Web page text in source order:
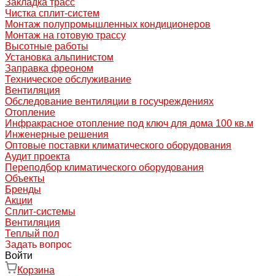
Закладка трасс
Чистка сплит-систем
Монтаж полупромышленных кондиционеров
Монтаж на готовую трассу
Высотные работы
Установка альпинистом
Заправка фреоном
Техническое обслуживание
Вентиляция
Обследование вентиляции в госучреждениях
Отопление
Инфракрасное отопление под ключ для дома 100 кв.м
Инженерные решения
Оптовые поставки климатического оборудования
Аудит проекта
Переподбор климатического оборудования
Объекты
Бренды
Акции
Сплит-системы
Вентиляция
Теплый пол
Задать вопрос
Войти
Корзина